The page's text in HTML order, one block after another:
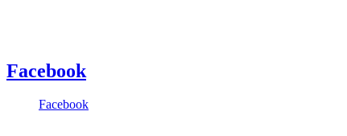
Facebook
Facebook